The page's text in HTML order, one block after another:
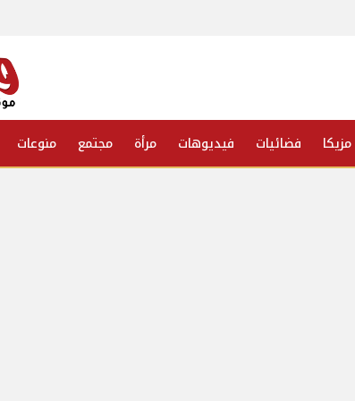
مزيكا فضائيات فيديوهات مرأة مجتمع منوعات